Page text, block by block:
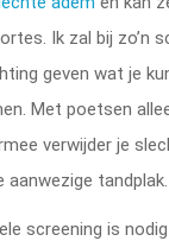
Ik zal bij zo’n
geven wat je
Met poetsen
verwijder je
aanwezige tandplak.
screening is